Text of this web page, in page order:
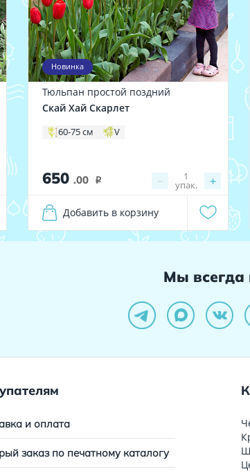
Новинка
Тюльпан простой поздний
Скай Хай Скарлет
60-75 см V
650 .00 i − +
1
упак.
Добавить в корзину
Мы всегда
и оплата
заказ по печатному каталогу